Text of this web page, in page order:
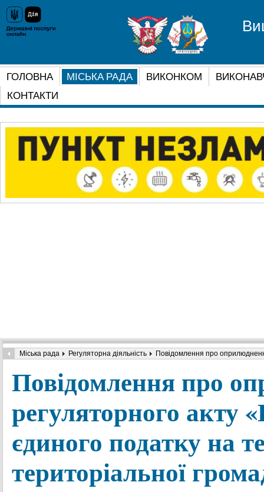
ГОЛОВНА МІСЬКА РАДА ВИКОНКОМ
КОНТАКТИ
Міська рада Регуляторна діяльність Повідомлення про
Повідомлення про
регуляторного акту
єдиного податку на
територіальної